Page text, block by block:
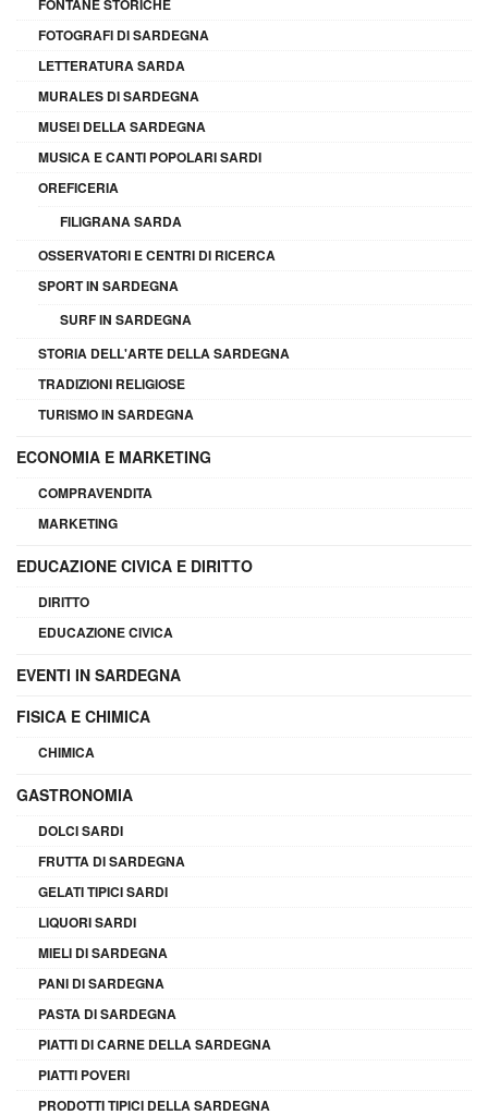
FONTANE STORICHE
FOTOGRAFI DI SARDEGNA
LETTERATURA SARDA
MURALES DI SARDEGNA
MUSEI DELLA SARDEGNA
MUSICA E CANTI POPOLARI SARDI
OREFICERIA
FILIGRANA SARDA
OSSERVATORI E CENTRI DI RICERCA
SPORT IN SARDEGNA
SURF IN SARDEGNA
STORIA DELL'ARTE DELLA SARDEGNA
TRADIZIONI RELIGIOSE
TURISMO IN SARDEGNA
ECONOMIA E MARKETING
COMPRAVENDITA
MARKETING
EDUCAZIONE CIVICA E DIRITTO
DIRITTO
EDUCAZIONE CIVICA
EVENTI IN SARDEGNA
FISICA E CHIMICA
CHIMICA
GASTRONOMIA
DOLCI SARDI
FRUTTA DI SARDEGNA
GELATI TIPICI SARDI
LIQUORI SARDI
MIELI DI SARDEGNA
PANI DI SARDEGNA
PASTA DI SARDEGNA
PIATTI DI CARNE DELLA SARDEGNA
PIATTI POVERI
PRODOTTI TIPICI DELLA SARDEGNA